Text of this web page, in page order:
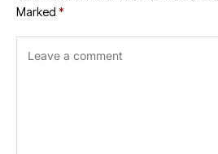
Marked *